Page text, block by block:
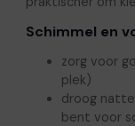
Schimmel en
zorg voor
plek)
droog natte
bent voor